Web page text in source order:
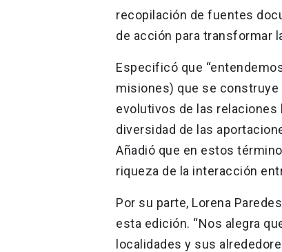
recopilación de fuentes
de acción para transformar
Especificó que
misiones) que se
evolutivos de las
diversidad de las
Añadió que en estos
riqueza de la interacción
Por su parte, Lorena
esta edición. “Nos alegra
localidades y sus